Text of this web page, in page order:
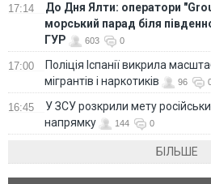
17:14
До Дня Ялти: оператори
морський парад біля
ГУР
603 0
17:00
Поліція Іспанії викрила
мігрантів і наркотиків
96
16:45
У ЗСУ розкрили мету
напрямку
144 0
БІЛЬШЕ